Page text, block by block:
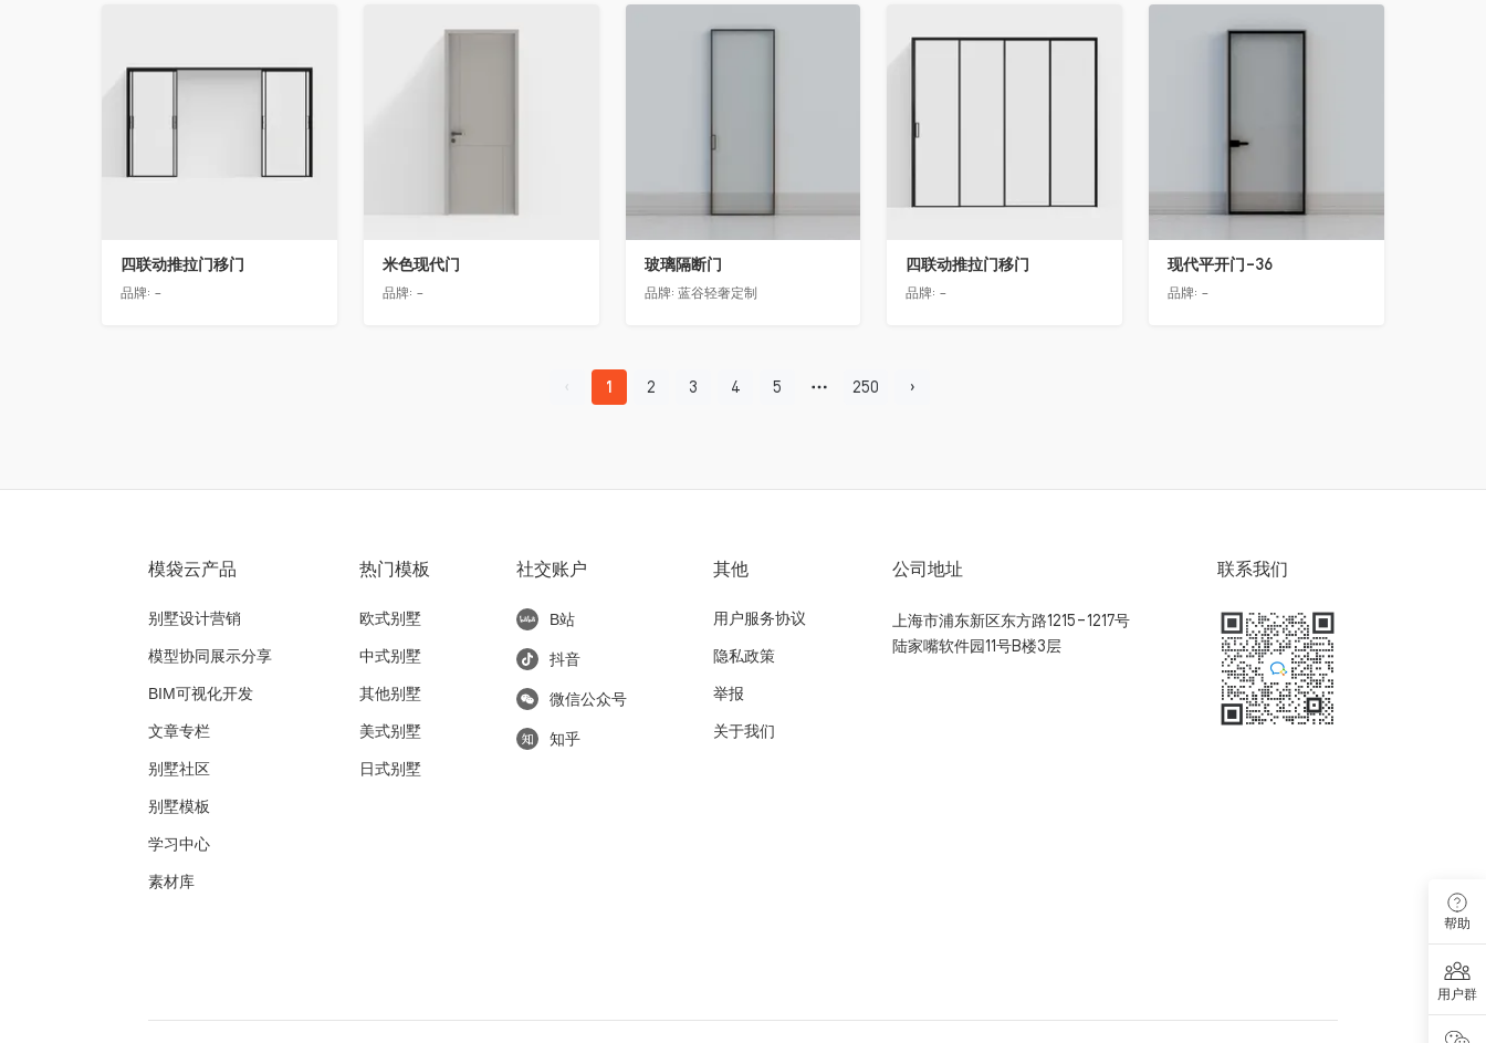
四联动推拉门移门
品牌: -
米色现代门
品牌: -
玻璃隔断门
品牌: 蓝谷轻奢定制
收藏
四联动推拉门移门
品牌: -
收藏
现代平开门-36
品牌: -
1 2 3 4 5 250
模袋云产品
别墅设计营销
模型协同展示分享
BIM可视化开发
文章专栏
别墅社区
别墅模板
学习中心
素材库
热门模板
欧式别墅
中式别墅
其他别墅
美式别墅
日式别墅
社交账户
B站
抖音
微信公众号
知乎
其他
用户服务协议
隐私政策
举报
关于我们
公司地址
上海市浦东新区东方路1215-1217号
陆家嘴软件园11号B楼3层
联系我们
帮助
用户群